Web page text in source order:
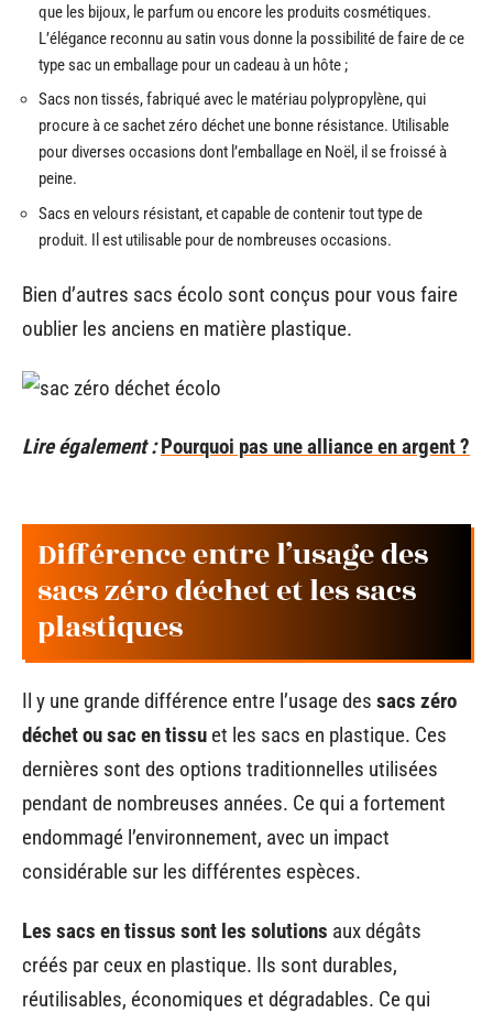
que les bijoux, le parfum ou encore les produits cosmétiques.
L’élégance reconnu au satin vous donne la possibilité de faire de ce
type sac un emballage pour un cadeau à un hôte ;
Sacs non tissés, fabriqué avec le matériau polypropylène, qui
procure à ce sachet zéro déchet une bonne résistance. Utilisable
pour diverses occasions dont l’emballage en Noël, il se froissé à
peine.
Sacs en velours résistant, et capable de contenir tout type de
produit. Il est utilisable pour de nombreuses occasions.
Bien d’autres sacs écolo sont conçus pour vous faire
oublier les anciens en matière plastique.
Lire également : Pourquoi pas une alliance en argent ?
Différence entre l’usage des
sacs zéro déchet et les sacs
plastiques
Il y une grande différence entre l’usage des sacs zéro
déchet ou sac en tissu et les sacs en plastique. Ces
dernières sont des options traditionnelles utilisées
pendant de nombreuses années. Ce qui a fortement
endommagé l’environnement, avec un impact
considérable sur les différentes espèces.
Les sacs en tissus sont les solutions aux dégâts
créés par ceux en plastique. Ils sont durables,
réutilisables, économiques et dégradables. Ce qui